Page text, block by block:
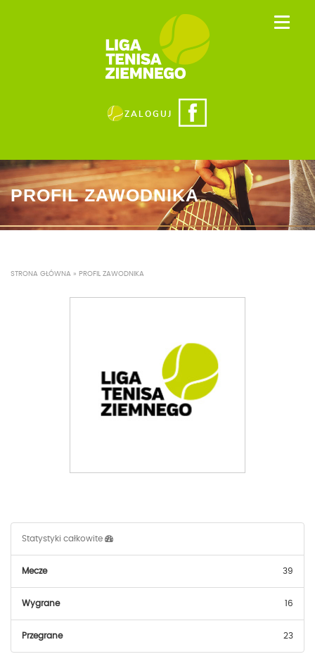
ZALOGUJ
PROFIL ZAWODNIKA
STRONA GŁÓWNA » PROFIL ZAWODNIKA
Statystyki całkowite
Mecze 39
Wygrane 16
Przegrane 23